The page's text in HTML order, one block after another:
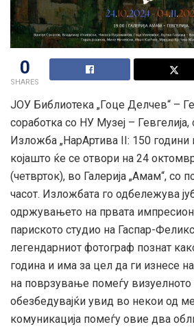
0
SHARES
ЈОУ Библиотека „Гоце Делчев“ –
соработка со НУ Музеј – Гевгелија,
Изложба „НарАртива II: 150 години
којашто ќе се отвори на 24
(четврток), во Галерија „Амам“, со
часот. Изложбата го одбележува
одржувањето на првата
париското студио на Гаспар-
легендарниот фотограф познат
година и има за цел да ги изнесе
на поврзување помеѓу визуелното
обезбедувајќи увид во некои од
комуникација помеѓу овие два